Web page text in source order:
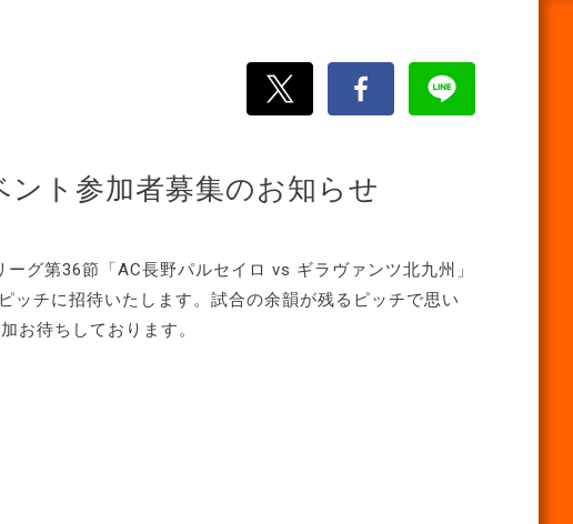
ト参加者募集のお知らせ
グ第36節「AC長野パルセイロ vs ギラヴァンツ北九州」
ッチに招待いたします。試合の余韻が残るピッチで思い
お待ちしております。